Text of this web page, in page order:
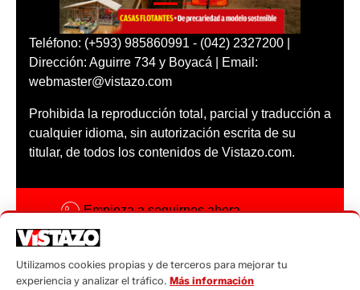
Teléfono: (+593) 985860991 - (042) 2327200 |
Dirección: Aguirre 734 y Boyacá | Email:
webmaster@vistazo.com
Prohibida la reproducción total, parcial y traducción a
cualquier idioma, sin autorización escrita de su
titular, de todos los contenidos de Vistazo.com.
Empieza a seguirnos ahora
Código ética
Utilizamos cookies propias y de terceros para mejorar tu
experiencia y analizar el tráfico. Más información